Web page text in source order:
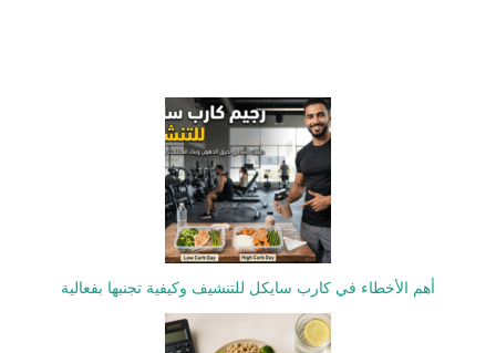
أهم الأخطاء في كارب سايكل للتنشيف وكيفية تجنبها بفعالية